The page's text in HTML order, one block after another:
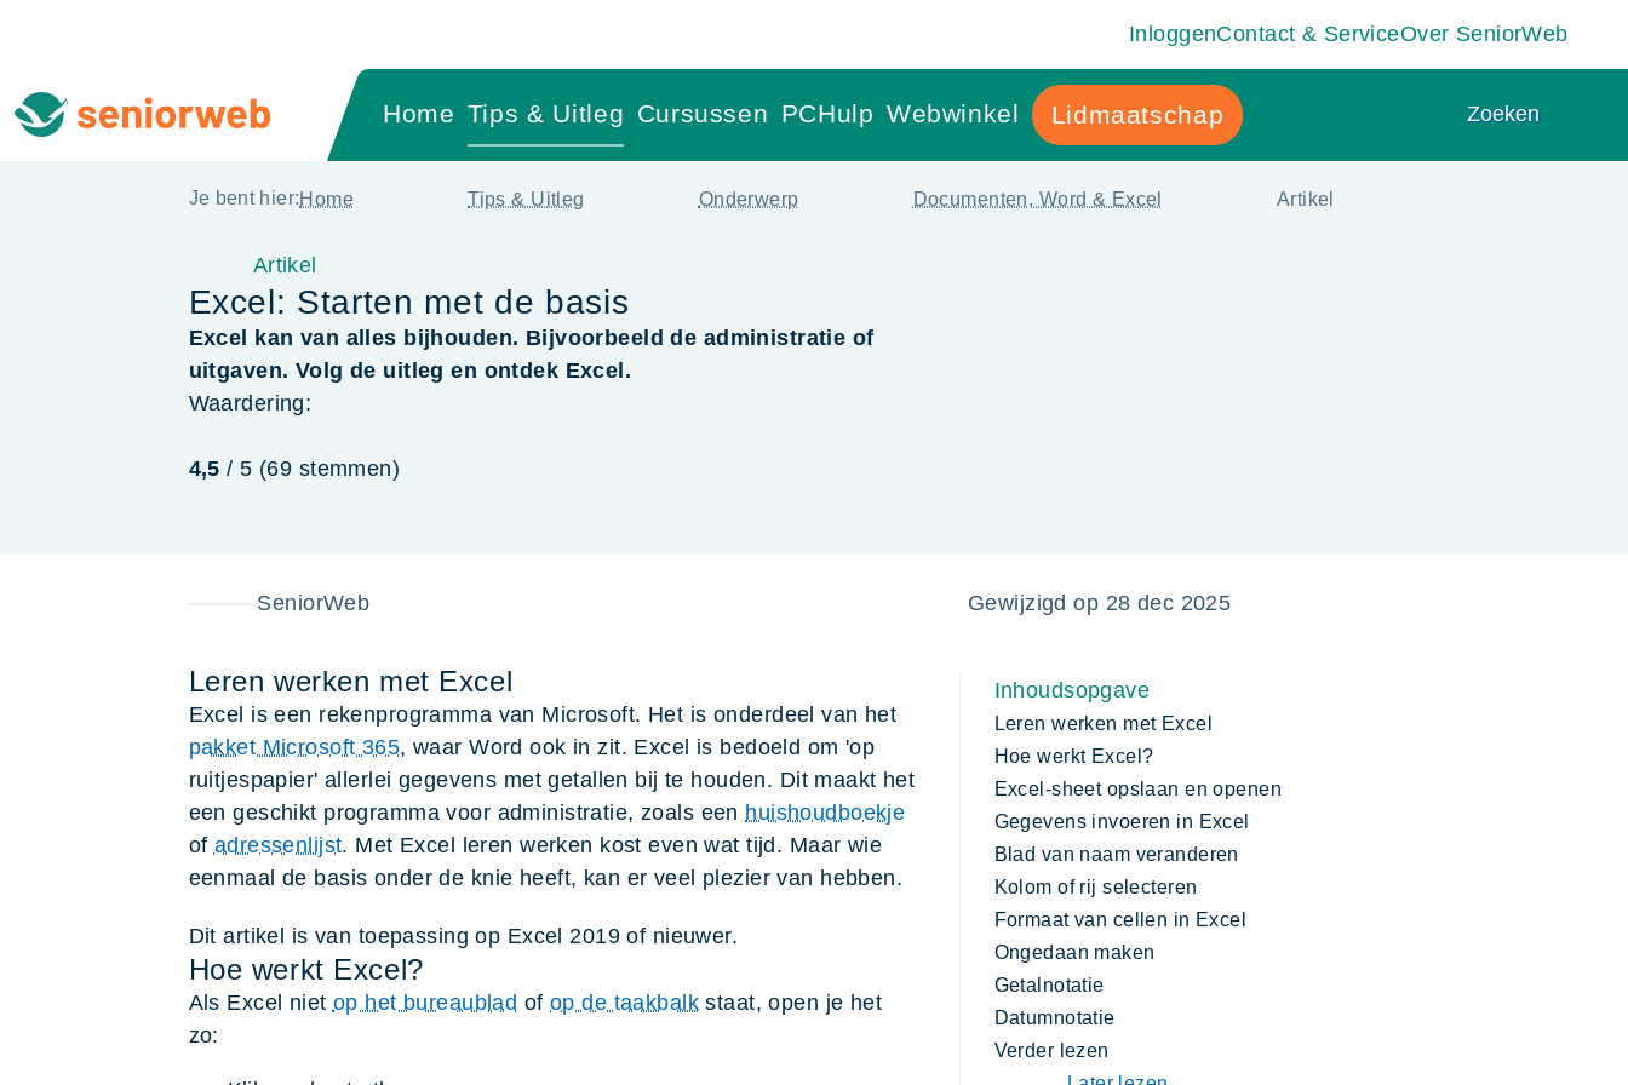
InloggenContact & ServiceOver SeniorWeb
Home Tips & Uitleg Cursussen PCHulp Webwinkel Lidmaatschap
Zoeken
Zoeken
Je bent hier:Home Tips & Uitleg Onderwerp Documenten, Word & Excel Artikel
Excel: Starten met de basis
Artikel
Excel kan van alles bijhouden. Bijvoorbeeld de administratie of
uitgaven. Volg de uitleg en ontdek Excel.
Waardering:
4,5 / 5 (69 stemmen)
SeniorWeb Gewijzigd op 28 dec 2025
Leren werken met Excel
Excel is een rekenprogramma van Microsoft. Het is onderdeel van het
pakket Microsoft 365, waar Word ook in zit. Excel is bedoeld om 'op
ruitjespapier' allerlei gegevens met getallen bij te houden. Dit maakt het
een geschikt programma voor administratie, zoals een huishoudboekje
of adressenlijst. Met Excel leren werken kost even wat tijd. Maar wie
eenmaal de basis onder de knie heeft, kan er veel plezier van hebben.
Dit artikel is van toepassing op Excel 2019 of nieuwer.
Hoe werkt Excel?
Als Excel niet op het bureaublad of op de taakbalk staat, open je het
zo:
Inhoudsopgave
Leren werken met Excel
Hoe werkt Excel?
Excel-sheet opslaan en openen
Gegevens invoeren in Excel
Blad van naam veranderen
Kolom of rij selecteren
Formaat van cellen in Excel
Ongedaan maken
Getalnotatie
Datumnotatie
Verder lezen